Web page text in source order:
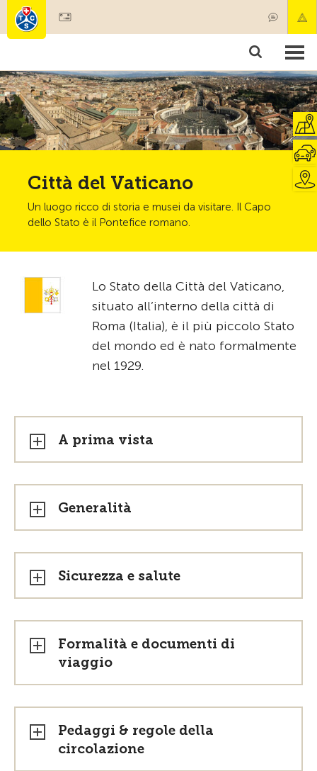
Societariato & prestazioni
Test, sicurezza & salute
Città del Vaticano
Un luogo ricco di storia e musei da visitare. Il Capo
dello Stato è il Pontefice romano.
Lo Stato della Città del Vaticano,
situato all’interno della città di
Roma (Italia), è il più piccolo Stato
del mondo ed è nato formalmente
nel 1929.
A prima vista
Generalità
Sicurezza e salute
Formalità e documenti di
viaggio
Pedaggi & regole della
circolazione